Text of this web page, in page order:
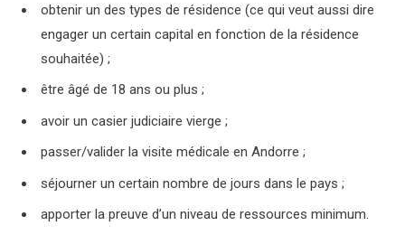
obtenir un des types de résidence (ce qui veut aussi dire
engager un certain capital en fonction de la résidence
souhaitée) ;
être âgé de 18 ans ou plus ;
avoir un casier judiciaire vierge ;
passer/valider la visite médicale en Andorre ;
séjourner un certain nombre de jours dans le pays ;
apporter la preuve d’un niveau de ressources minimum.